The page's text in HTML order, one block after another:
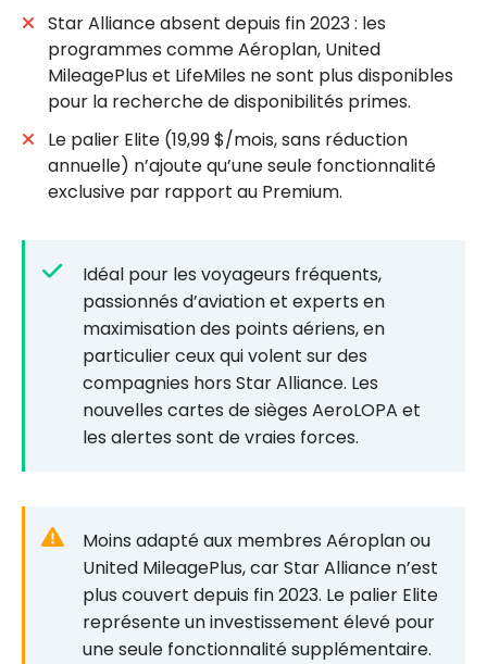
Star Alliance absent depuis fin 2023 : les
programmes comme Aéroplan, United
MileagePlus et LifeMiles ne sont plus disponibles
pour la recherche de disponibilités primes.
Le palier Elite (19,99 $/mois, sans réduction
annuelle) n’ajoute qu’une seule fonctionnalité
exclusive par rapport au Premium.
Idéal pour les voyageurs fréquents,
passionnés d’aviation et experts en
maximisation des points aériens, en
particulier ceux qui volent sur des
compagnies hors Star Alliance. Les
nouvelles cartes de sièges AeroLOPA et
les alertes sont de vraies forces.
Moins adapté aux membres Aéroplan ou
United MileagePlus, car Star Alliance n’est
plus couvert depuis fin 2023. Le palier Elite
représente un investissement élevé pour
une seule fonctionnalité supplémentaire.